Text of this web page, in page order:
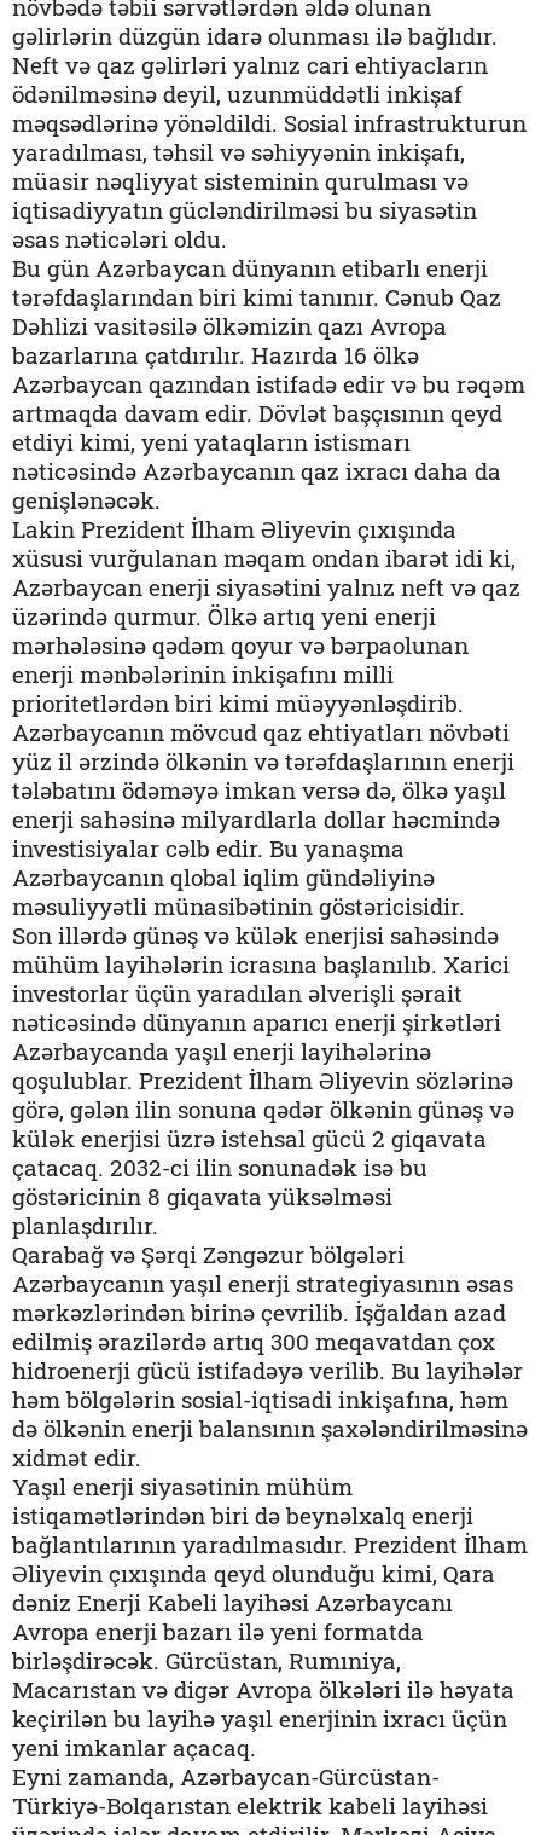
növbədə təbii sərvətlərdən əldə olunan
gəlirlərin düzgün idarə olunması ilə bağlıdır.
Neft və qaz gəlirləri yalnız cari ehtiyacların
ödənilməsinə deyil, uzunmüddətli inkişaf
məqsədlərinə yönəldildi. Sosial infrastrukturun
yaradılması, təhsil və səhiyyənin inkişafı,
müasir nəqliyyat sisteminin qurulması və
iqtisadiyyatın gücləndirilməsi bu siyasətin
əsas nəticələri oldu.
Bu gün Azərbaycan dünyanın etibarlı enerji
tərəfdaşlarından biri kimi tanınır. Cənub Qaz
Dəhlizi vasitəsilə ölkəmizin qazı Avropa
bazarlarına çatdırılır. Hazırda 16 ölkə
Azərbaycan qazından istifadə edir və bu rəqəm
artmaqda davam edir. Dövlət başçısının qeyd
etdiyi kimi, yeni yataqların istismarı
nəticəsində Azərbaycanın qaz ixracı daha da
genişlənəcək.
Lakin Prezident İlham Əliyevin çıxışında
xüsusi vurğulanan məqam ondan ibarət idi ki,
Azərbaycan enerji siyasətini yalnız neft və qaz
üzərində qurmur. Ölkə artıq yeni enerji
mərhələsinə qədəm qoyur və bərpaolunan
enerji mənbələrinin inkişafını milli
prioritetlərdən biri kimi müəyyənləşdirib.
Azərbaycanın mövcud qaz ehtiyatları növbəti
yüz il ərzində ölkənin və tərəfdaşlarının enerji
tələbatını ödəməyə imkan versə də, ölkə yaşıl
enerji sahəsinə milyardlarla dollar həcmində
investisiyalar cəlb edir. Bu yanaşma
Azərbaycanın qlobal iqlim gündəliyinə
məsuliyyətli münasibətinin göstəricisidir.
Son illərdə günəş və külək enerjisi sahəsində
mühüm layihələrin icrasına başlanılıb. Xarici
investorlar üçün yaradılan əlverişli şərait
nəticəsində dünyanın aparıcı enerji şirkətləri
Azərbaycanda yaşıl enerji layihələrinə
qoşulublar. Prezident İlham Əliyevin sözlərinə
görə, gələn ilin sonuna qədər ölkənin günəş və
külək enerjisi üzrə istehsal gücü 2 giqavata
çatacaq. 2032-ci ilin sonunadək isə bu
göstəricinin 8 giqavata yüksəlməsi
planlaşdırılır.
Qarabağ və Şərqi Zəngəzur bölgələri
Azərbaycanın yaşıl enerji strategiyasının əsas
mərkəzlərindən birinə çevrilib. İşğaldan azad
edilmiş ərazilərdə artıq 300 meqavatdan çox
hidroenerji gücü istifadəyə verilib. Bu layihələr
həm bölgələrin sosial-iqtisadi inkişafına, həm
də ölkənin enerji balansının şaxələndirilməsinə
xidmət edir.
Yaşıl enerji siyasətinin mühüm
istiqamətlərindən biri də beynəlxalq enerji
bağlantılarının yaradılmasıdır. Prezident İlham
Əliyevin çıxışında qeyd olunduğu kimi, Qara
dəniz Enerji Kabeli layihəsi Azərbaycanı
Avropa enerji bazarı ilə yeni formatda
birləşdirəcək. Gürcüstan, Rumıniya,
Macarıstan və digər Avropa ölkələri ilə həyata
keçirilən bu layihə yaşıl enerjinin ixracı üçün
yeni imkanlar açacaq.
Eyni zamanda, Azərbaycan-Gürcüstan-
Türkiyə-Bolqarıstan elektrik kabeli layihəsi